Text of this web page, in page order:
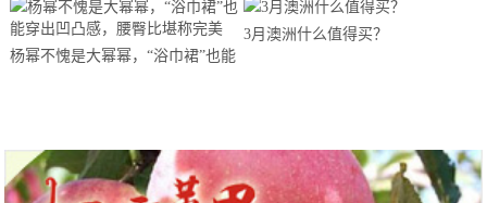
杨幂不愧是大幂幂，“浴巾裙”也能
3月澳洲什么值得买？